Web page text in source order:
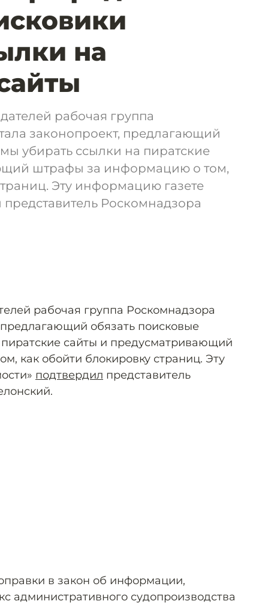
на
рабочая группа
законопроект, предлагающий
убирать ссылки на пиратские
штрафы за информацию о том,
Эту информацию газете
Роскомнадзора
рабочая группа Роскомнадзора
обязать поисковые
сайты и предусматривающий
как обойти блокировку страниц. Эту
подтвердил представитель
в закон об информации,
административного судопроизводства